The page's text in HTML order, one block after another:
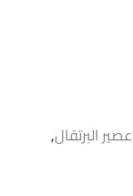
عصير البرتقال,